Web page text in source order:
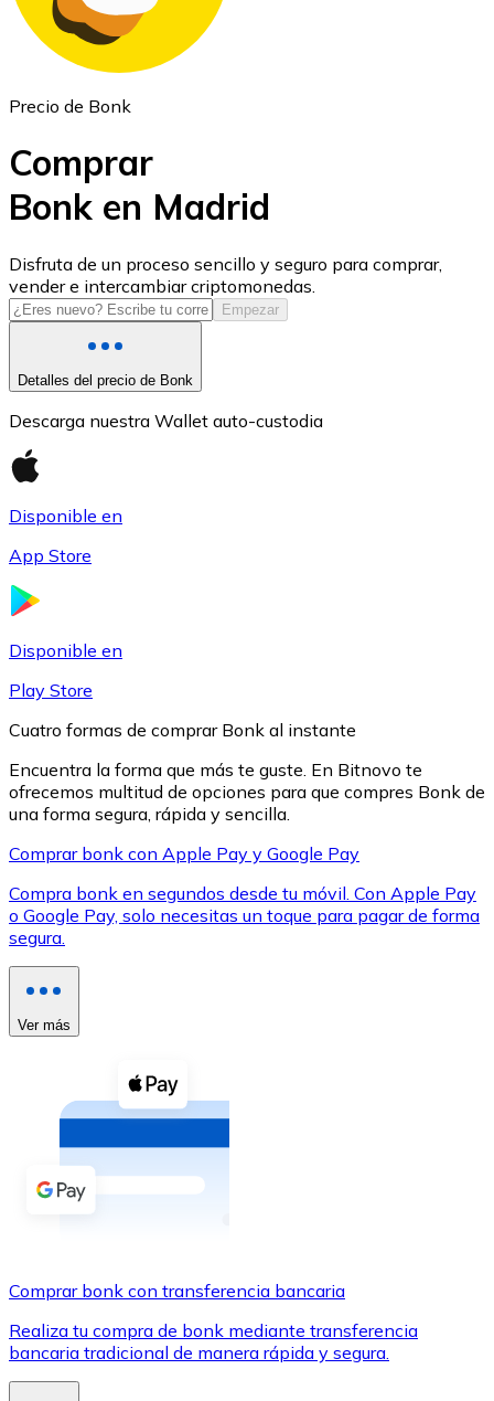
USD Coin
USDC
XRP
XRP
Ver todo
Compra criptomonedas con efectivo en tu tienda más
Comprar con efectivo
Transferencia SEPA
Utiliza tarjetas Visa y Mastercard para comprar
Comprar con tarjeta
Precio de Bonk
Comprar
Bonk en Madrid
Disfruta de un proceso sencillo y seguro para comprar,
vender e intercambiar criptomonedas.
Empezar
Detalles del precio de Bonk
Descarga nuestra Wallet auto-custodia
Disponible en
App Store
Disponible en
Play Store
Cuatro formas de comprar Bonk al instante
Encuentra la forma que más te guste. En Bitnovo te
ofrecemos multitud de opciones para que compres Bonk de
una forma segura, rápida y sencilla.
Comprar bonk con Apple Pay y Google Pay
Compra bonk en segundos desde tu móvil. Con Apple Pay
o Google Pay, solo necesitas un toque para pagar de forma
segura.
Ver más
Comprar bonk con transferencia bancaria
Realiza tu compra de bonk mediante transferencia
bancaria tradicional de manera rápida y segura.